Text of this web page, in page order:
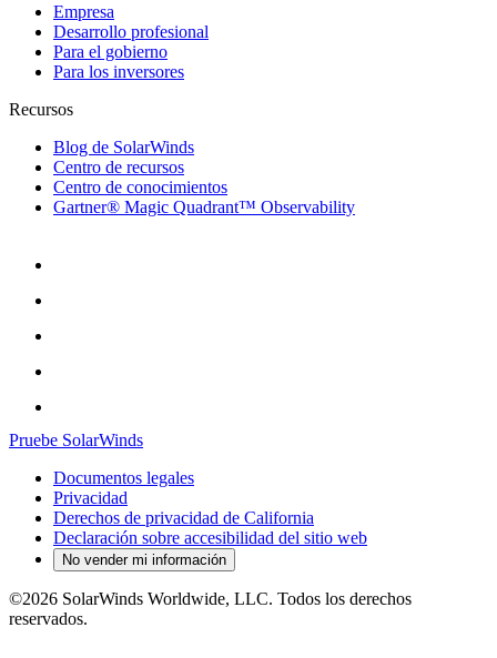
Empresa
Desarrollo profesional
Para el gobierno
Para los inversores
Recursos
Blog de SolarWinds
Centro de recursos
Centro de conocimientos
Gartner® Magic Quadrant™ Observability
Pruebe SolarWinds
Documentos legales
Privacidad
Derechos de privacidad de California
Declaración sobre accesibilidad del sitio web
No vender mi información
©2026 SolarWinds Worldwide, LLC. Todos los derechos
reservados.